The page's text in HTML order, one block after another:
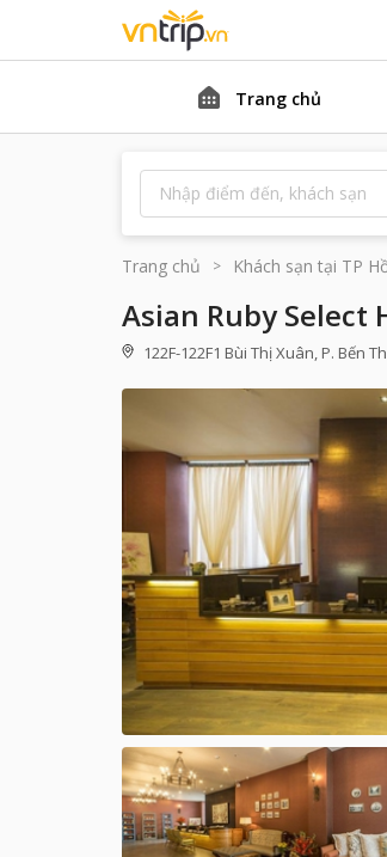
Trang chủ
Trang chủ Khách sạn tại TP
Asian Ruby Select
122F-122F1 Bùi Thị Xuân, P. Bến